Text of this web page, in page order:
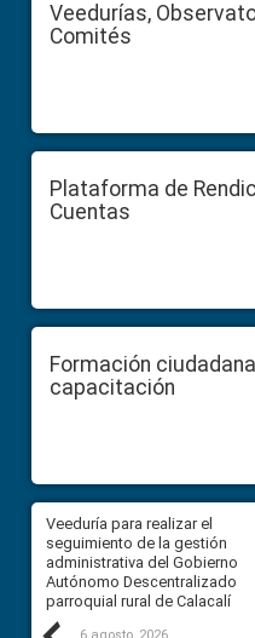
Veedurías,
Comités
Plataforma de
Cuentas
Formación
capacitación
Veeduría para realizar el
seguimiento de la gestión
administrativa del Gobierno
Autónomo Descentralizado
parroquial rural de Calacalí